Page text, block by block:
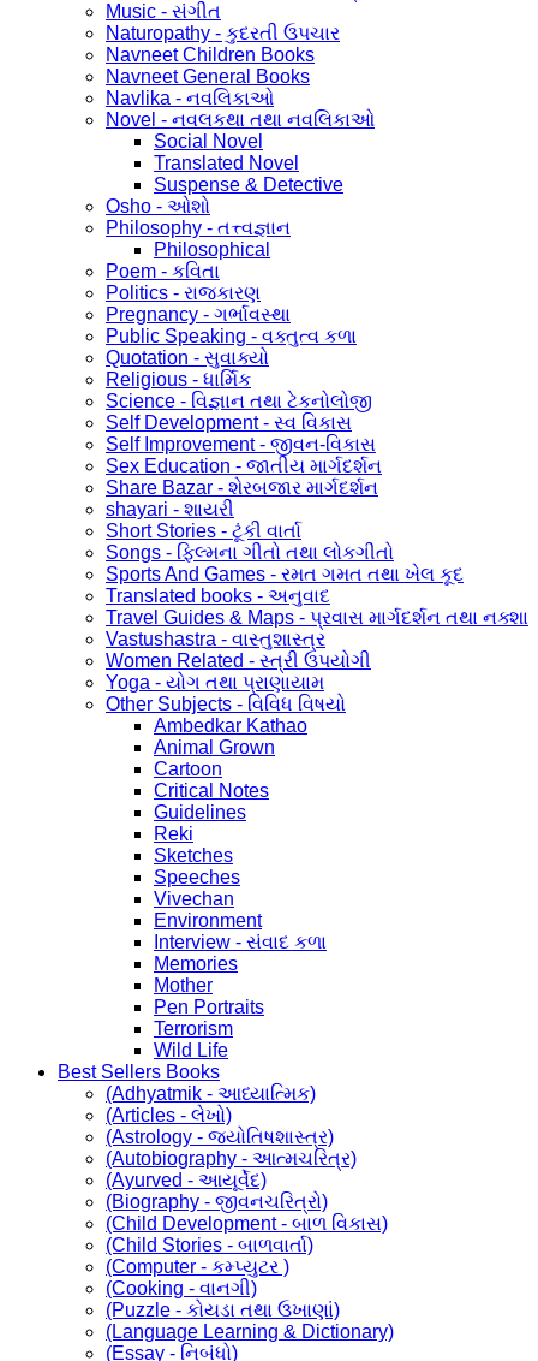
Music - સંગીત
Naturopathy - કુદરતી ઉપચાર
Navneet Children Books
Navneet General Books
Navlika - નવલિકાઓ
Novel - નવલકથા તથા નવલિકાઓ
Social Novel
Translated Novel
Suspense & Detective
Osho - ઓશો
Philosophy - તત્ત્વજ્ઞાન
Philosophical
Poem - કવિતા
Politics - રાજકારણ
Pregnancy - ગર્ભાવસ્થા
Public Speaking - વક્તુત્વ કળા
Quotation - સુવાક્યો
Religious - ધાર્મિક
Science - વિજ્ઞાન તથા ટેકનોલોજી
Self Development - સ્વ વિકાસ
Self Improvement - જીવન-વિકાસ
Sex Education - જાતીય માર્ગદર્શન
Share Bazar - શેરબજાર માર્ગદર્શન
shayari - શાયરી
Short Stories - ટૂંકી વાર્તા
Songs - ફિલ્મના ગીતો તથા લોકગીતો
Sports And Games - રમત ગમત તથા ખેલ કૂદ
Translated books - અનુવાદ
Travel Guides & Maps - પ્રવાસ માર્ગદર્શન તથા નક્શા
Vastushastra - વાસ્તુશાસ્ત્ર
Women Related - સ્ત્રી ઉપયોગી
Yoga - યોગ તથા પ્રાણાયામ
Other Subjects - વિવિધ વિષયો
Ambedkar Kathao
Animal Grown
Cartoon
Critical Notes
Guidelines
Reki
Sketches
Speeches
Vivechan
Environment
Interview - સંવાદ કળા
Memories
Mother
Pen Portraits
Terrorism
Wild Life
Best Sellers Books
(Adhyatmik - આધ્યાત્મિક)
(Articles - લેખો)
(Astrology - જ્યોતિષશાસ્ત્ર)
(Autobiography - આત્મચરિત્ર)
(Ayurved - આયૂર્વેદ)
(Biography - જીવનચરિત્રો)
(Child Development - બાળ વિકાસ)
(Child Stories - બાળવાર્તા)
(Computer - કમ્પ્યુટર )
(Cooking - વાનગી)
(Puzzle - કોયડા તથા ઉખાણાં)
(Language Learning & Dictionary)
(Essay - નિબંધો)